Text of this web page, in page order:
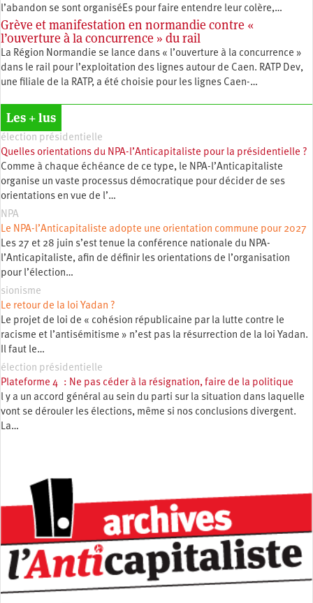
l’abandon se sont organiséEs pour faire entendre leur colère,…
Grève et manifestation en normandie contre «
l’ouverture à la concurrence » du rail
La Région Normandie se lance dans « l’ouverture à la concurrence »
dans le rail pour l’exploitation des lignes autour de Caen. RATP Dev,
une filiale de la RATP, a été choisie pour les lignes Caen-…
Les + lus
élection présidentielle
Quelles orientations du NPA-l’Anticapitaliste pour la présidentielle ?
Comme à chaque échéance de ce type, le NPA-l’Anticapitaliste
organise un vaste processus démocratique pour décider de ses
orientations en vue de l’…
NPA
Le NPA-l’Anticapitaliste adopte une orientation commune pour 2027
Les 27 et 28 juin s’est tenue la conférence nationale du NPA-
l’Anticapitaliste, afin de définir les orientations de l’organisation
pour l’élection…
sionisme
Le retour de la loi Yadan ?
Le projet de loi de « cohésion républicaine par la lutte contre le
racisme et l’antisémitisme » n’est pas la résurrection de la loi Yadan.
Il faut le…
élection présidentielle
Plateforme 4 : Ne pas céder à la résignation, faire de la politique
l y a un accord général au sein du parti sur la situation dans laquelle
vont se dérouler les élections, même si nos conclusions divergent.
La…